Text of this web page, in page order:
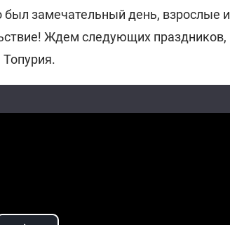
был замечательный день, взрослые и
Ждем следующих праздников,
Топурия.